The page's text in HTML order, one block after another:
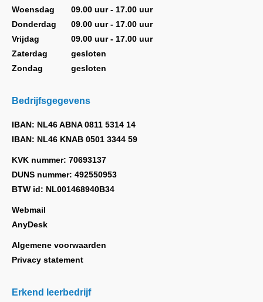
windowwindowwindowwindowwindow
Woensdag
09.00 uur - 17.00 uur
Donderdag
09.00 uur - 17.00 uur
Vrijdag
09.00 uur - 17.00 uur
Zaterdag
gesloten
Zondag
gesloten
Bedrijfsgegevens
IBAN: NL46 ABNA 0811 5314 14
IBAN: NL46 KNAB 0501 3344 59
KVK nummer: 70693137
DUNS nummer: 492550953
BTW id: NL001468940B34
Webmail
AnyDesk
Algemene voorwaarden
Privacy statement
Erkend leerbedrijf